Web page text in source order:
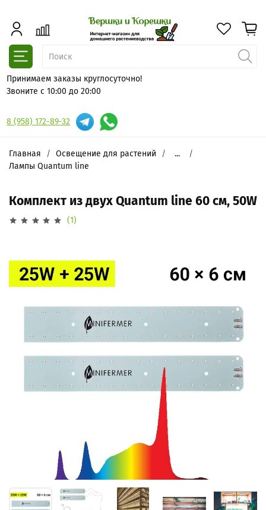
Принимаем заказы круглосуточно!
Звоните с 10:00 до 20:00
8 (958) 172-89-32
Главная Освещение для растений
...
Лампы Quantum line
Комплект из двух Quantum line 60 см, 50W
(1)